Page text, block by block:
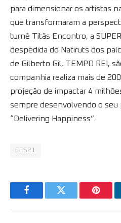
para dimensionar os artistas
que transformaram a
turnê Titãs Encontro, a
despedida do Natiruts dos
de Gilberto Gil, TEMPO REI,
companhia realiza mais de
projeção de impactar 4
sempre desenvolvendo o seu
“Delivering Happiness”.
CES21
FacebookTwitter